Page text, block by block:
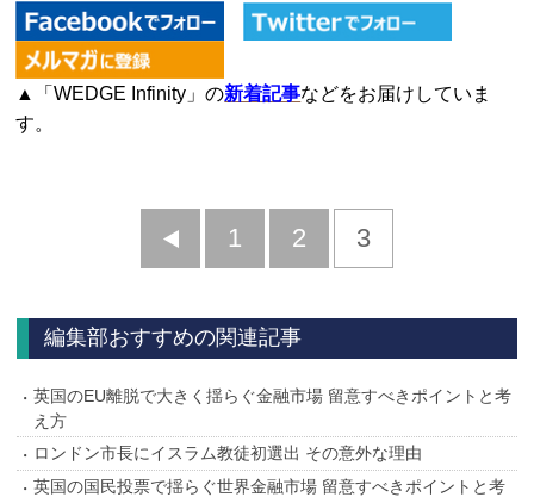
▲「WEDGE Infinity」の新着記事などをお届けしていま
す。
前
1 2 3
編集部おすすめの関連記事
英国のEU離脱で大きく揺らぐ金融市場 留意すべきポイントと考
え方
ロンドン市長にイスラム教徒初選出 その意外な理由
英国の国民投票で揺らぐ世界金融市場 留意すべきポイントと考